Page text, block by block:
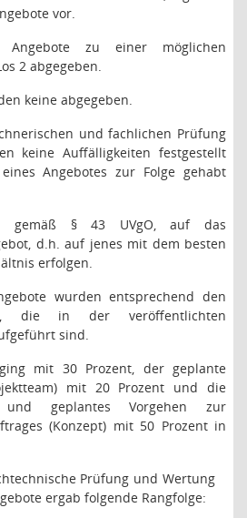
vor.
zu einer möglichen
2 abgegeben.
keine abgegeben.
und fachlichen Prüfung
keine Auffälligkeiten festgestellt
Angebotes zur Folge gehabt
gemäß § 43 UVgO, auf das
d.h. auf jenes mit dem besten
erfolgen.
wurden entsprechend den
die in der veröffentlichten
sind.
mit 30 Prozent, der geplante
mit 20 Prozent und die
und geplantes Vorgehen zur
(Konzept) mit 50 Prozent in
Prüfung und Wertung
ergab folgende Rangfolge: